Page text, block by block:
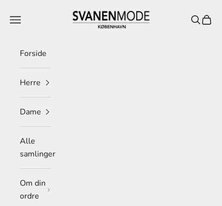
Svanen Mode
Menu Søg
Forside
Herre
Dame
Alle
samlinger
Om din
ordre